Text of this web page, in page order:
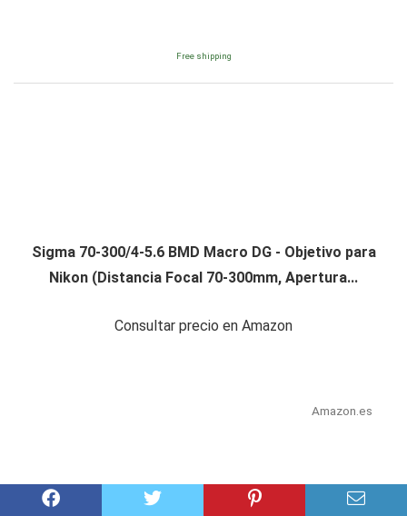
Free shipping
Sigma 70-300/4-5.6 BMD Macro DG - Objetivo para
Nikon (Distancia Focal 70-300mm, Apertura...
Consultar precio en Amazon
Amazon.es